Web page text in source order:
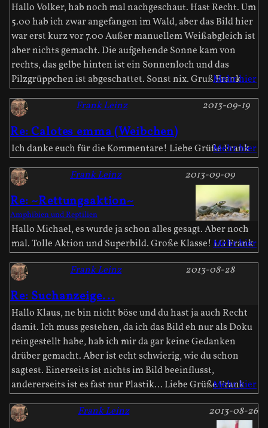
Hallo Volker, hab noch mal nachgeschaut. Hast Recht. Um
5.00 hab ich zwar angefangen im Wald, aber das Bild hier
war erst kurz vor 7.00 Außer manuellem Weißabgleich ist
aber nichts gemacht. Die aufgehende Sonne kam von
rechts, das gelbe hinten ist ein Sonnenloch und das
Pilzgrüppchen ist abgeschattet. Sonst nix. Gruß Frank
Mehr hier
Re: Calotes emma (Weibchen)
2013-09-19
Frank Leinz
Ich danke euch für die Kommentare! Liebe Grüße Frank
Mehr hier
Re: ~Rettungsaktion~
2013-09-09
Frank Leinz
Amphibien und Reptilien
Hallo Michael, es wurde ja schon alles gesagt. Aber noch
mal. Tolle Aktion und Superbild. Große Klasse! LG Frank
Mehr hier
Re: Suchanzeige...
2013-08-28
Frank Leinz
Hallo Klaus, ne bin nicht böse und du hast ja auch Recht
damit. Ich muss gestehen, da ich das Bild eh nur als Doku
reingestellt habe, hab ich mir da gar keine Gedanken
drüber gemacht. Aber ist echt schwierig, wie du schon
sagtest. Einerseits ist nichts im Bild beeinflusst,
andererseits ist es fast nur Plastik... Liebe Grüße Frank
Mehr hier
2013-08-26
Frank Leinz